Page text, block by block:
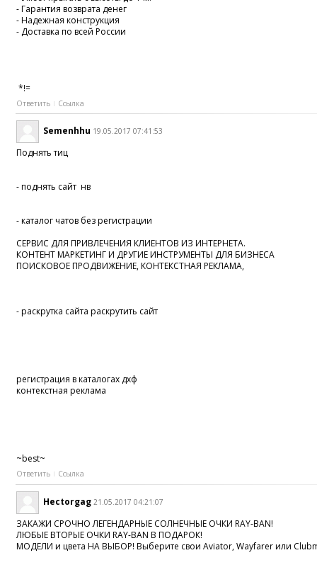
- Гарантия возврата денег
- Надежная конструкция
- Доставка по всей России
*!=
Ответить Ссылка
Semenhhu 19.05.2017 07:41:53
Поднять тиц
- поднять сайт нв
- каталог чатов без регистрации
СЕРВИС ДЛЯ ПРИВЛЕЧЕНИЯ КЛИЕНТОВ ИЗ ИНТЕРНЕТА.
КОНТЕНТ МАРКЕТИНГ И ДРУГИЕ ИНСТРУМЕНТЫ ДЛЯ БИЗНЕСА
ПОИСКОВОЕ ПРОДВИЖЕНИЕ, КОНТЕКСТНАЯ РЕКЛАМА,
- раскрутка сайта раскрутить сайт
регистрация в каталогах дхф
контекстная реклама
~best~
Ответить Ссылка
Hectorgag 21.05.2017 04:21:07
ЗАКАЖИ СРОЧНО ЛЕГЕНДАРНЫЕ СОЛНЕЧНЫЕ ОЧКИ RAY-BAN!
ЛЮБЫЕ ВТОРЫЕ ОЧКИ RAY-BAN В ПОДАРОК!
МОДЕЛИ и цвета НА ВЫБОР! Выберите свои Aviator, Wayfarer или